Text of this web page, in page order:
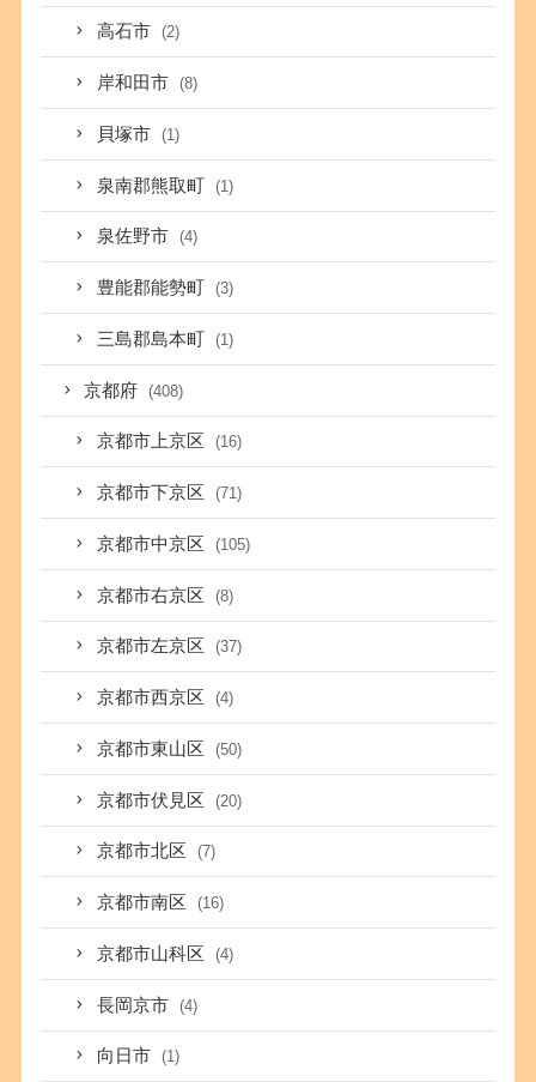
高石市 (2)
岸和田市 (8)
貝塚市 (1)
泉南郡熊取町 (1)
泉佐野市 (4)
豊能郡能勢町 (3)
三島郡島本町 (1)
京都府 (408)
京都市上京区 (16)
京都市下京区 (71)
京都市中京区 (105)
京都市右京区 (8)
京都市左京区 (37)
京都市西京区 (4)
京都市東山区 (50)
京都市伏見区 (20)
京都市北区 (7)
京都市南区 (16)
京都市山科区 (4)
長岡京市 (4)
向日市 (1)